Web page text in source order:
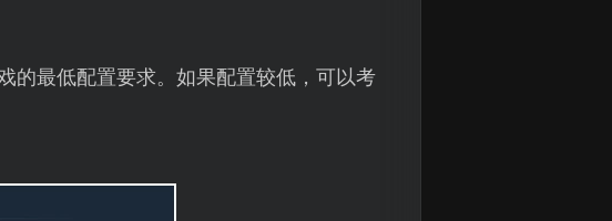
的最低配置要求。如果配置较低，可以考